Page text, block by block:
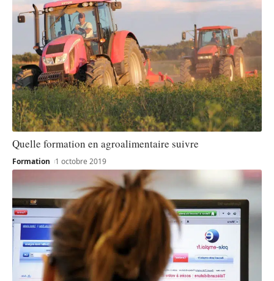
Quelle formation en agroalimentaire suivre
Formation 1 octobre 2019